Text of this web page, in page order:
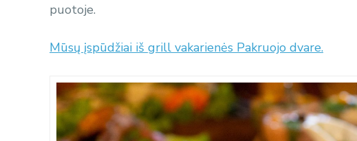
puotoje.
Mūsų įspūdžiai iš grill vakarienės Pakruojo dvare.